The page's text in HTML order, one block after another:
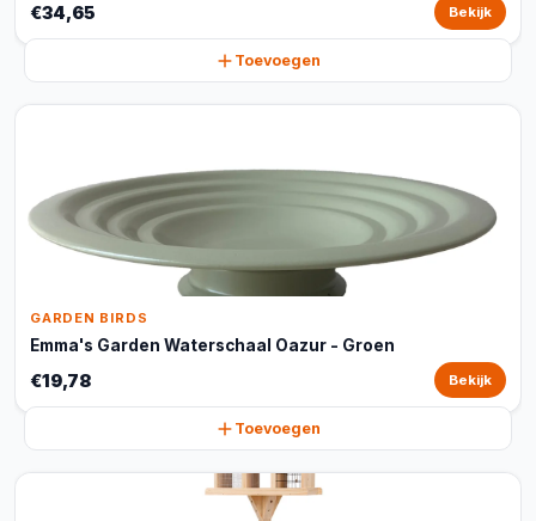
€34,65 Bekijk
Toevoegen
GARDEN BIRDS
Emma's Garden Waterschaal Oazur - Groen
€19,78 Bekijk
Toevoegen